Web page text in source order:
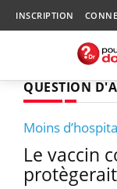
INSCRIPTION
QUESTION
Moins
Le vaccin